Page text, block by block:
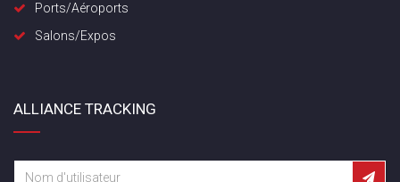
Ports/Aéroports
Salons/Expos
ALLIANCE TRACKING